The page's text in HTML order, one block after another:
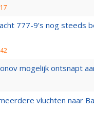
777-9’s nog steeds
mogelijk ontsnapt
vluchten naar